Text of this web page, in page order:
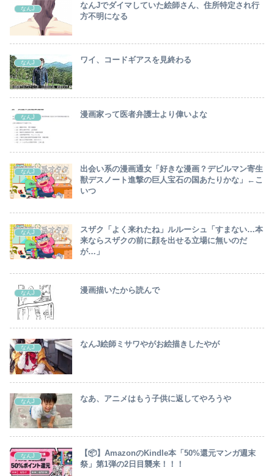
なんJ
なんJでダイマしていた絵師さん、住所特定され行
方不明になる
なんJ ワイ、コードギアスを見終わる
なんJ 漫画家って医者弁護士より偉いよな
なんJ
出会い系の漫画通女「好きな漫画？デビルマン寄生
獣デスノート進撃の巨人宝石の国あたりかな」←こ
いつ
なんJ
スザク「よく来れたね」ルルーシュ「すまない…本
来ならスザクの前に顔を出せる立場に無いのだ
が…」
なんJ 漫画描いたから読んで
なんJ なんJ絵師ミサワやがお絵描きしたやが
なんJ なあ、アニメはもう子供に返してやろうや
なんJ
【📦】AmazonのKindle本「50%還元マンガ週末
祭」第1弾の2日目襲来！！！